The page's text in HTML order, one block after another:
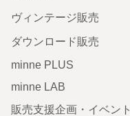
ヴィンテージ販売
ダウンロード販売
minne PLUS
minne LAB
販売支援企画・イベント